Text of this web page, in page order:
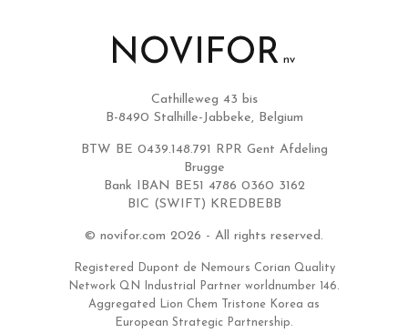
Cathilleweg 43 bis
B-8490 Stalhille-Jabbeke, Belgium
BTW BE 0439.148.791 RPR Gent Afdeling
Brugge
Bank IBAN BE51 4786 0360 3162
BIC (SWIFT) KREDBEBB
© novifor.com 2026 - All rights reserved.
Registered Dupont de Nemours Corian Quality
Network QN Industrial Partner worldnumber 146.
Aggregated Lion Chem Tristone Korea as
European Strategic Partnership.